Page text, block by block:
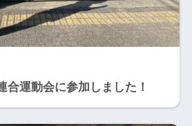
合運動会に参加しました！